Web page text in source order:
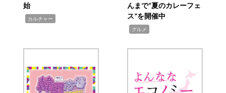
始
カルチャー
んまで“夏のカレーフェ
ス”を開催中
グルメ